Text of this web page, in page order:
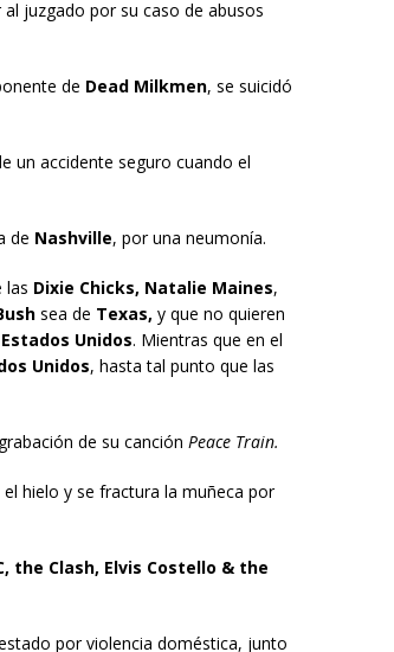
juzgado por su caso de abusos
de Dead Milkmen, se suicidó
un accidente seguro cuando el
de Nashville, por una neumonía.
las Dixie Chicks, Natalie Maines,
sea de Texas, y que no quieren
Estados Unidos. Mientras que en el
Unidos, hasta tal punto que las
de su canción Peace Train.
el hielo y se fractura la muñeca por
the Clash, Elvis Costello & the
por violencia doméstica, junto